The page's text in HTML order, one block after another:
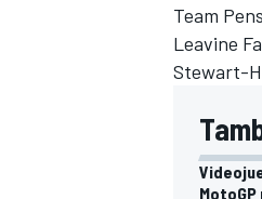
MÁS
Team
Leavine
Stewart-